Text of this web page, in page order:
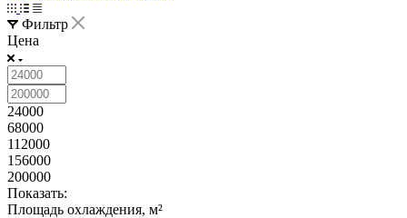
Фильтр
Цена
24000
68000
112000
156000
200000
Показать:
Площадь охлаждения, м²